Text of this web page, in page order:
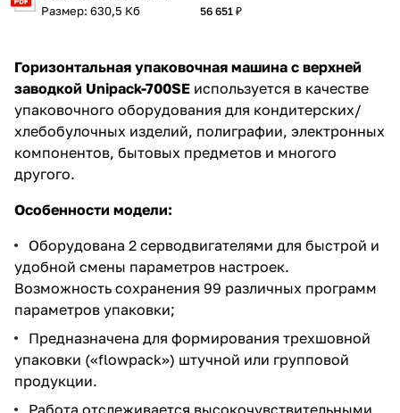
Размер: 630,5 Кб
56 651 ₽
Горизонтальная упаковочная машина с верхней
заводкой Unipack-700SE используется в качестве
упаковочного оборудования для кондитерских/
хлебобулочных изделий, полиграфии, электронных
компонентов, бытовых предметов и многого
другого.
Особенности модели:
Оборудована 2 серводвигателями для быстрой и
удобной смены параметров настроек.
Возможность сохранения 99 различных программ
параметров упаковки;
Предназначена для формирования трехшовной
упаковки («flowpack») штучной или групповой
продукции.
Работа отслеживается высокочувствительными